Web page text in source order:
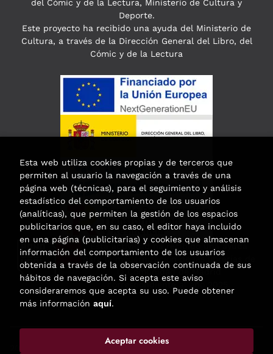
del Cómic y de la Lectura, Ministerio de Cultura y
Deporte.
Este proyecto ha recibido una ayuda del Ministerio de
Cultura, a través de la Dirección General del Libro, del
Cómic y de la Lectura
Esta actividad ha recibido una ayuda
para la modernización de las librerías de
la Comunidad de Madrid
correspondiente al año 2025.
. Todos los Derechos Reservados |
Esta web utiliza cookies propias y de terceros que
permiten al usuario la navegación a través de una
página web (técnicas), para el seguimiento y análisis
estadístico del comportamiento de los usuarios
(analíticas), que permiten la gestión de los espacios
publicitarios que, en su caso, el editor haya incluido
en una página (publicitarias) y cookies que almacenan
información del comportamiento de los usuarios
obtenida a través de la observación continuada de sus
hábitos de navegación. Si acepta este aviso
consideraremos que acepta su uso. Puede obtener
más información aquí.
Aceptar cookies